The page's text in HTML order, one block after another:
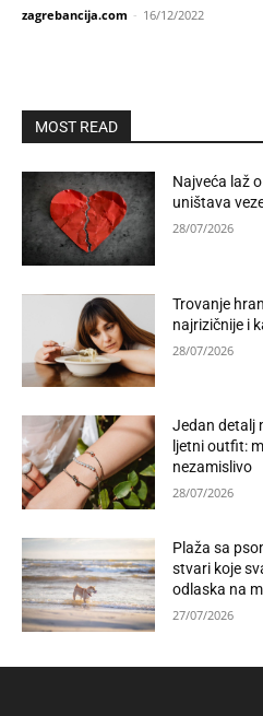
zagrebancija.com - 16/12/2022
MOST READ
Najveća laž
uništava
28/07/2026
Trovanje
najrizičnije i
28/07/2026
Jedan detalj
ljetni outfit:
nezamislivo
28/07/2026
Plaža sa
stvari koje
odlaska na
27/07/2026